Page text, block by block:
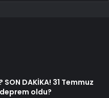
DAKİKA! 31 Temmuz
oldu?